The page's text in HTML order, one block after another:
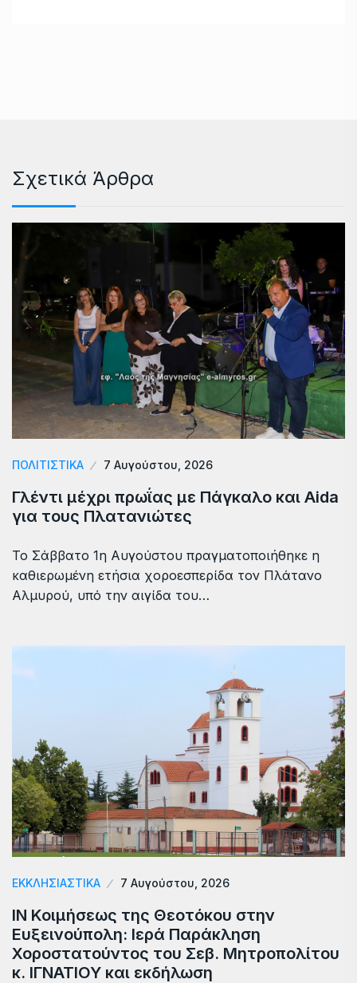
Σχετικά Άρθρα
ΠΟΛΙΤΙΣΤΙΚΑ 7 Αυγούστου, 2026
Γλέντι μέχρι πρωΐας με Πάγκαλο και Aida
για τους Πλατανιώτες
Το Σάββατο 1η Αυγούστου πραγματοποιήθηκε η
καθιερωμένη ετήσια χοροεσπερίδα τον Πλάτανο
Αλμυρού, υπό την αιγίδα του…
ΕΚΚΛΗΣΙΑΣΤΙΚΑ 7 Αυγούστου, 2026
ΙΝ Κοιμήσεως της Θεοτόκου στην
Ευξεινούπολη: Ιερά Παράκληση
Χοροστατούντος του Σεβ. Μητροπολίτου
κ. ΙΓΝΑΤΙΟΥ και εκδήλωση